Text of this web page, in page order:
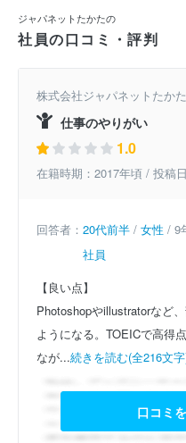
ジャパネットたかたの
社員の口コミ・評判
株式会社ジャパネットたか
仕事のやりがい
1.0
在籍時期：2017年頃 / 投稿
回答者： 20代前半 / 女性 / 9
社員
【良い点】
Photoshopやillustratorなど
ようになる。TOEICで高得
なが...続きを読む(全216文
口コミ